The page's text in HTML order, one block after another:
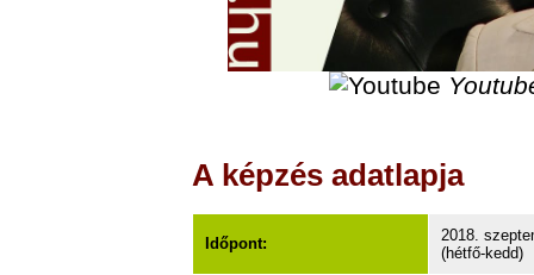
A képzés adatlapja
Időpont:
2018.
(hétfő-kedd)